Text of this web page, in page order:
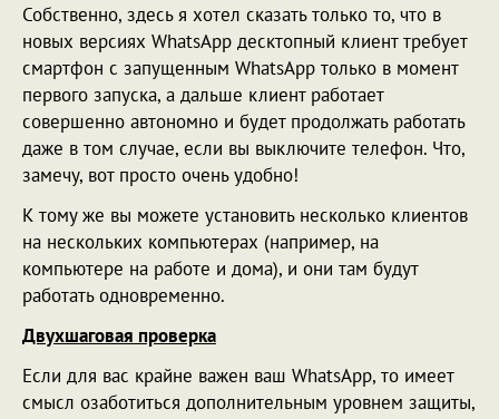
Собственно, здесь я хотел сказать только то, что в
новых версиях WhatsApp десктопный клиент требует
смартфон с запущенным WhatsApp только в момент
первого запуска, а дальше клиент работает
совершенно автономно и будет продолжать работать
даже в том случае, если вы выключите телефон. Что,
замечу, вот просто очень удобно!
К тому же вы можете установить несколько клиентов
на нескольких компьютерах (например, на
компьютере на работе и дома), и они там будут
работать одновременно.
Двухшаговая проверка
Если для вас крайне важен ваш WhatsApp, то имеет
смысл озаботиться дополнительным уровнем защиты,